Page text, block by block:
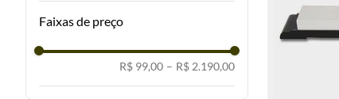
Faixas de preço
R$ 99,00 – R$ 2.190,00